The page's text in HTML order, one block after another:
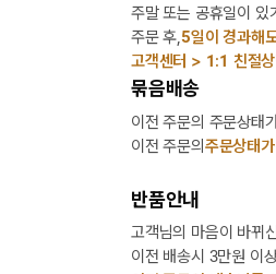
주말 또는 공휴일이 있
주문 후,5일이 경과해
고객센터 > 1:1 친절
묶음배송
이전 주문의 주문상태
이전 주문의 주문상태
반품안내
고객님의 마음이 바뀌
이전 배송시 3만원 이